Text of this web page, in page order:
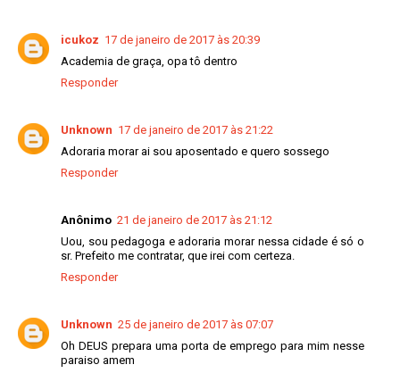
icukoz 17 de janeiro de 2017 às 20:39
Academia de graça, opa tô dentro
Responder
Unknown 17 de janeiro de 2017 às 21:22
Adoraria morar ai sou aposentado e quero sossego
Responder
Anônimo 21 de janeiro de 2017 às 21:12
Uou, sou pedagoga e adoraria morar nessa cidade é só o
sr. Prefeito me contratar, que irei com certeza.
Responder
Unknown 25 de janeiro de 2017 às 07:07
Oh DEUS prepara uma porta de emprego para mim nesse
paraiso amem